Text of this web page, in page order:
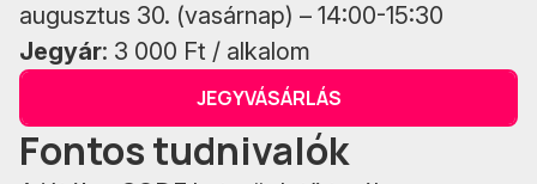
augusztus 30. (vasárnap) – 14:00-15:30
Jegyár: 3 000 Ft / alkalom
JEGYVÁSÁRLÁS
Fontos tudnivalók